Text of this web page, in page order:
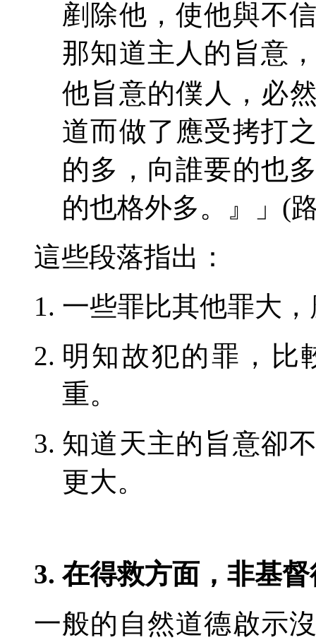
剷除他，使他與不
那知道主人的旨意
他旨意的僕人，必
道而做了應受拷打
的多，向誰要的也
的也格外多。』
」 (
這些段落指出 ：
一些罪比其他罪大
明知故犯的罪 ，
比
重。
知道天主的旨意卻
更大。
3. 在得救方面 ， 非基
一般的 自然道德啟示